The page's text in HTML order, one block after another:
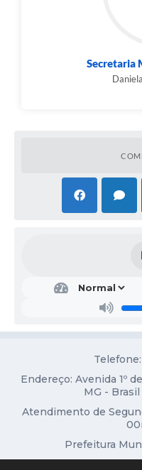
Secretaria
Endereço: Avenida 1º
MG -
Atendimento de
Prefeitura